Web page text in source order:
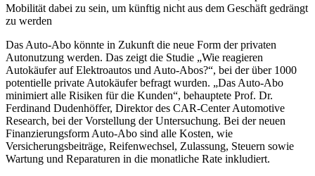
Mobilität dabei zu sein, um künftig nicht aus dem Geschäft gedrängt
zu werden
Das Auto-Abo könnte in Zukunft die neue Form der privaten
Autonutzung werden. Das zeigt die Studie „Wie reagieren
Autokäufer auf Elektroautos und Auto-Abos?“, bei der über 1000
potentielle private Autokäufer befragt wurden. „Das Auto-Abo
minimiert alle Risiken für die Kunden“, behauptete Prof. Dr.
Ferdinand Dudenhöffer, Direktor des CAR-Center Automotive
Research, bei der Vorstellung der Untersuchung. Bei der neuen
Finanzierungsform Auto-Abo sind alle Kosten, wie
Versicherungsbeiträge, Reifenwechsel, Zulassung, Steuern sowie
Wartung und Reparaturen in die monatliche Rate inkludiert.